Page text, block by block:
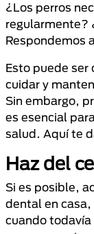
¿Los perros
regularmente?
Respondemos
Esto puede ser
cuidar y
Sin embargo,
es esencial
salud. Aquí te
Haz del
Si es posible,
dental en
cuando todavía